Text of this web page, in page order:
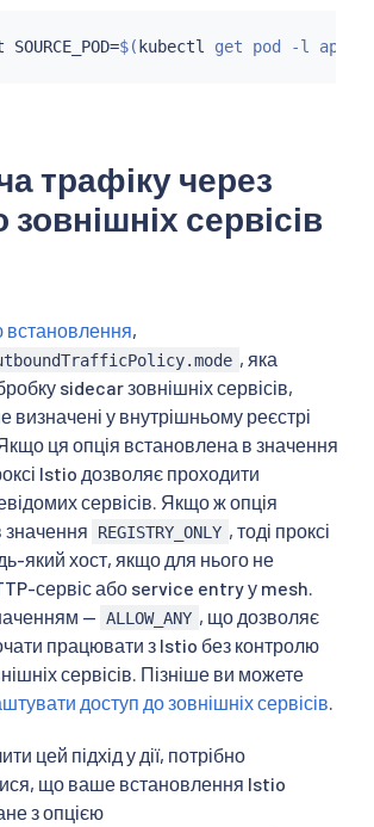
SOURCE_POD=$( kubectl get pod -l app
трафіку через
зовнішніх сервісів
встановлення,
, яка
sidecar зовнішніх сервісів,
визначені у внутрішньому реєстрі
ця опція встановлена в значення
Istio дозволяє проходити
сервісів. Якщо ж опція
значення
REGISTRY_ONLY , тоді проксі
який хост, якщо для нього не
сервіс або service entry у mesh.
— ALLOW_ANY , що дозволяє
працювати з Istio без контролю
сервісів. Пізніше ви можете
доступ до зовнішніх сервісів
цей підхід у дії, потрібно
що ваше встановлення Istio
з опцією